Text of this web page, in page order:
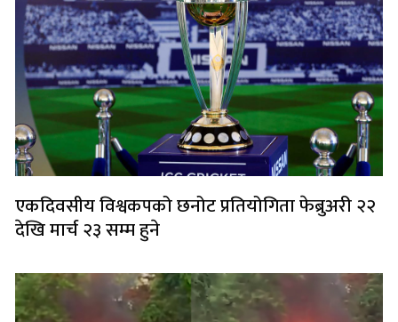
एकदिवसीय विश्वकपको छनोट प्रतियोगिता फेब्रुअरी २२
देखि मार्च २३ सम्म हुने